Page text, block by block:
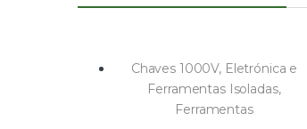
Chaves 1000V, Eletrónica e
Ferramentas Isoladas,
Ferramentas